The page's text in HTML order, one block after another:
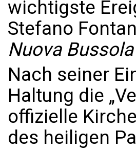
wichtigste
Stefano
Nuova
Nach seiner
Haltung die
offizielle
des heiligen